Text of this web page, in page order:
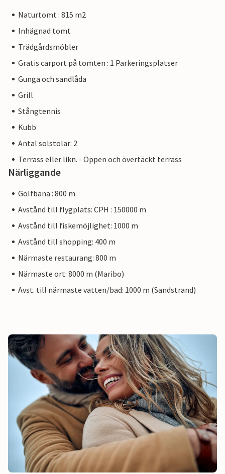
Naturtomt : 815 m2
Inhägnad tomt
Trädgårdsmöbler
Gratis carport på tomten : 1 Parkeringsplatser
Gunga och sandlåda
Grill
Stångtennis
Kubb
Antal solstolar: 2
Terrass eller likn. - Öppen och övertäckt terrass
Närliggande
Golfbana : 800 m
Avstånd till flygplats: CPH : 150000 m
Avstånd till fiskemöjlighet: 1000 m
Avstånd till shopping: 400 m
Närmaste restaurang: 800 m
Närmaste ort: 8000 m (Maribo)
Avst. till närmaste vatten/bad: 1000 m (Sandstrand)